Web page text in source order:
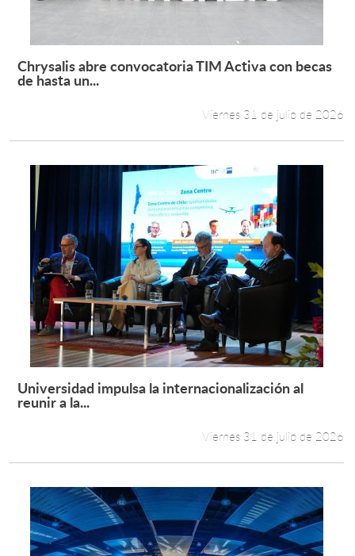
Leer más +
Chrysalis abre convocatoria TIM Activa con becas
de hasta un...
Viernes 31 de julio de 2026
Leer más +
Universidad impulsa la internacionalización al
reunir a la...
Viernes 31 de julio de 2026